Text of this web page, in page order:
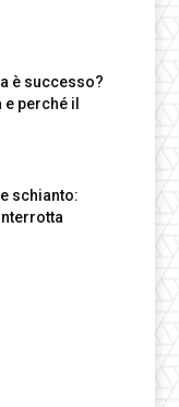
è successo?
perché il
schianto: